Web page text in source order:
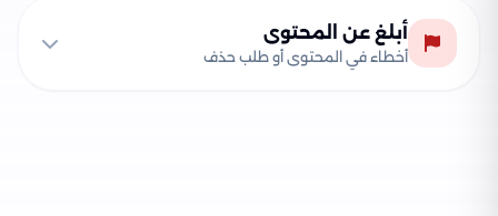
أبلغ عن المحتوى
أخطاء في المحتوى أو طلب حذف